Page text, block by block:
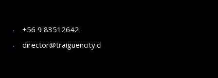
+56 9 83512642
director@traiguencity.cl